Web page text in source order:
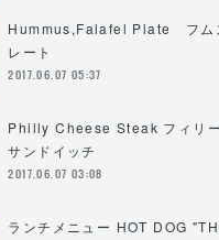
Hummus,Falafel Plate フム
レート
2017.06.07 05:37
Philly Cheese Steak フィリ
サンドイッチ
2017.06.07 03:08
ランチメニュー HOT DOG